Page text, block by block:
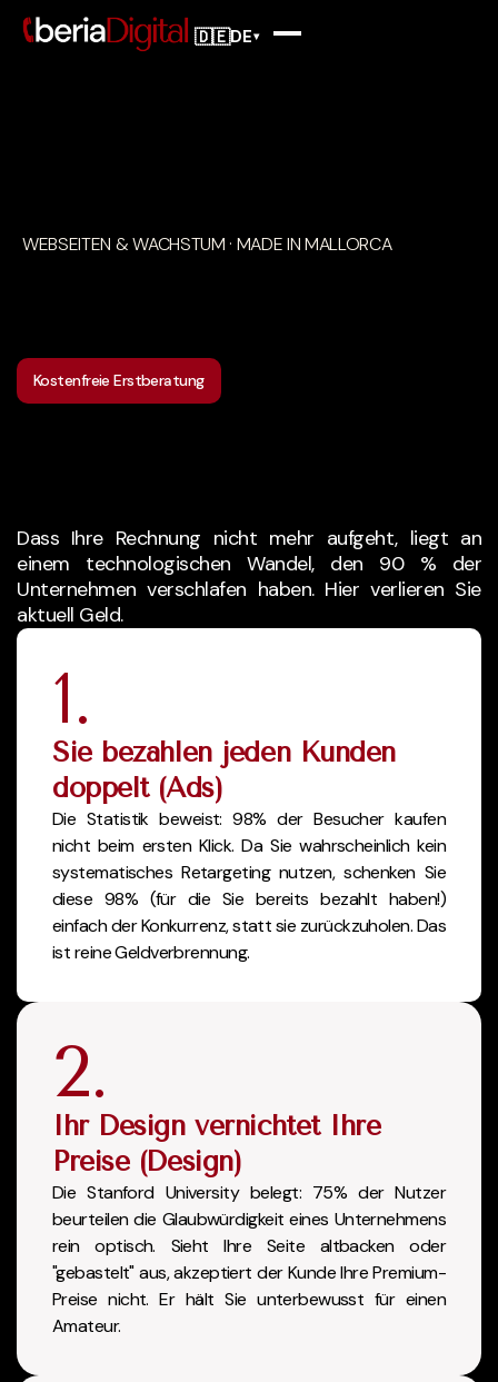
🇩🇪DE▾
WEBSEITEN & WACHSTUM · MADE IN MALLORCA
Kostenfreie Erstberatung
Dass Ihre Rechnung nicht mehr aufgeht, liegt an
einem technologischen Wandel, den 90 % der
Unternehmen verschlafen haben. Hier verlieren Sie
aktuell Geld.
1.
Sie bezahlen jeden Kunden
doppelt (Ads)
Die Statistik beweist: 98% der Besucher kaufen
nicht beim ersten Klick. Da Sie wahrscheinlich kein
systematisches Retargeting nutzen, schenken Sie
diese 98% (für die Sie bereits bezahlt haben!)
einfach der Konkurrenz, statt sie zurückzuholen. Das
ist reine Geldverbrennung.
2.
Ihr Design vernichtet Ihre
Preise (Design)
Die Stanford University belegt: 75% der Nutzer
beurteilen die Glaubwürdigkeit eines Unternehmens
rein optisch. Sieht Ihre Seite altbacken oder
"gebastelt" aus, akzeptiert der Kunde Ihre Premium-
Preise nicht. Er hält Sie unterbewusst für einen
Amateur.